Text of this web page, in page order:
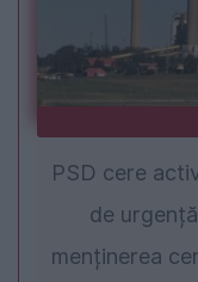
PSD cere
de
menținerea